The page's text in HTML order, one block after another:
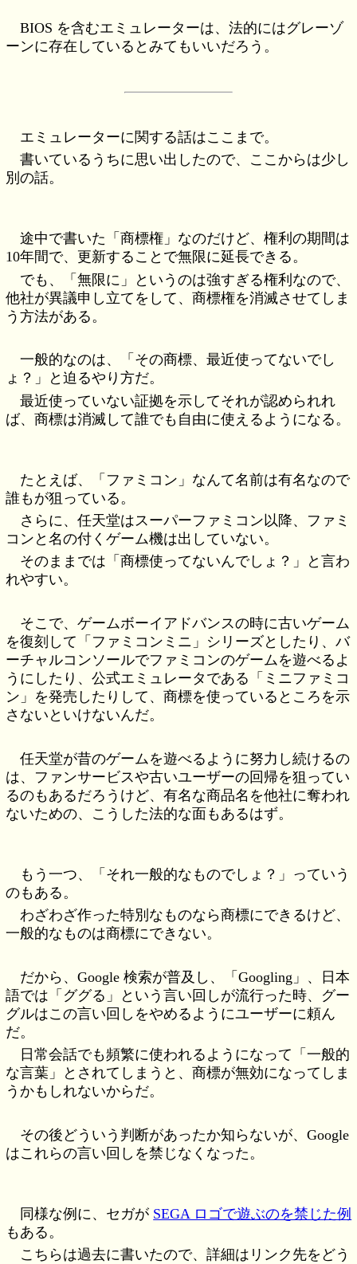
BIOS を含むエミュレーターは、法的にはグレーゾ
ーンに存在しているとみてもいいだろう。
エミュレーターに関する話はここまで。
書いているうちに思い出したので、ここからは少し
別の話。
途中で書いた「商標権」なのだけど、権利の期間は
10年間で、更新することで無限に延長できる。
でも、「無限に」というのは強すぎる権利なので、
他社が異議申し立てをして、商標権を消滅させてしま
う方法がある。
一般的なのは、「その商標、最近使ってないでし
ょ？」と迫るやり方だ。
最近使っていない証拠を示してそれが認められれ
ば、商標は消滅して誰でも自由に使えるようになる。
たとえば、「ファミコン」なんて名前は有名なので
誰もが狙っている。
さらに、任天堂はスーパーファミコン以降、ファミ
コンと名の付くゲーム機は出していない。
そのままでは「商標使ってないんでしょ？」と言わ
れやすい。
そこで、ゲームボーイアドバンスの時に古いゲーム
を復刻して「ファミコンミニ」シリーズとしたり、バ
ーチャルコンソールでファミコンのゲームを遊べるよ
うにしたり、公式エミュレータである「ミニファミコ
ン」を発売したりして、商標を使っているところを示
さないといけないんだ。
任天堂が昔のゲームを遊べるように努力し続けるの
は、ファンサービスや古いユーザーの回帰を狙ってい
るのもあるだろうけど、有名な商品名を他社に奪われ
ないための、こうした法的な面もあるはず。
もう一つ、「それ一般的なものでしょ？」っていう
のもある。
わざわざ作った特別なものなら商標にできるけど、
一般的なものは商標にできない。
だから、Google 検索が普及し、「Googling」、日本
語では「ググる」という言い回しが流行った時、グー
グルはこの言い回しをやめるようにユーザーに頼ん
だ。
日常会話でも頻繁に使われるようになって「一般的
な言葉」とされてしまうと、商標が無効になってしま
うかもしれないからだ。
その後どういう判断があったか知らないが、Google
はこれらの言い回しを禁じなくなった。
同様な例に、セガが SEGA ロゴで遊ぶのを禁じた例
もある。
こちらは過去に書いたので、詳細はリンク先をどう